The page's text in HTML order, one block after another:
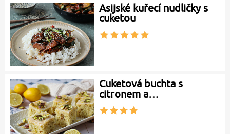
Asijské kuřecí nudličky s
cuketou
Cuketová buchta s
citronem a…